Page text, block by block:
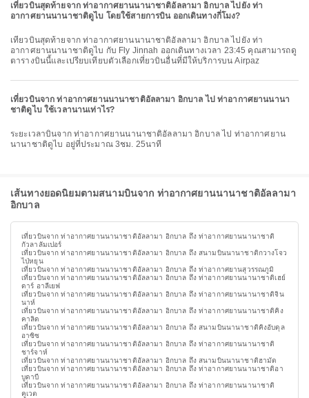
เที่ยวบินสุดท้ายจาก ท่าอากาศยานนานาชาติอัลลามา อิกบาล ไปยัง ท่า
อากาศยานนานาชาติดูไบ โดยใช้สายการบิน ออกเดินทางกี่โมง?
เที่ยวบินสุดท้ายจาก ท่าอากาศยานนานาชาติอัลลามา อิกบาล ไปยัง ท่า
อากาศยานนานาชาติดูไบ กับ Fly Jinnah ออกเดินทางเวลา 23:45 คุณสามารถดู
ตารางบินนี้และเปรียบเทียบตัวเลือกเที่ยวบินอื่นที่มีให้บริการบน Airpaz
เที่ยวบินจาก ท่าอากาศยานนานาชาติอัลลามา อิกบาล ไป ท่าอากาศยานนานา
ชาติดูไบ ใช้เวลานานเท่าไร?
ระยะเวลาบินจาก ท่าอากาศยานนานาชาติอัลลามา อิกบาล ไป ท่าอากาศยาน
นานาชาติดูไบ อยู่ที่ประมาณ 3ชม. 25นาที
เส้นทางยอดนิยมตามสนามบินจาก ท่าอากาศยานนานาชาติอัลลามา
อิกบาล
เที่ยวบินจาก ท่าอากาศยานนานาชาติอัลลามา อิกบาล ถึง ท่าอากาศยานนานาชาติ
กัวลาลัมเปอร์
เที่ยวบินจาก ท่าอากาศยานนานาชาติอัลลามา อิกบาล ถึง สนามบินนานาชาติกวางโจว
ไป่หยุน
เที่ยวบินจาก ท่าอากาศยานนานาชาติอัลลามา อิกบาล ถึง ท่าอากาศยานสุวรรณภูมิ
เที่ยวบินจาก ท่าอากาศยานนานาชาติอัลลามา อิกบาล ถึง ท่าอากาศยานนานาชาติเฮย์
ดาร์ อาลีเยฟ
เที่ยวบินจาก ท่าอากาศยานนานาชาติอัลลามา อิกบาล ถึง ท่าอากาศยานนานาชาติจิน
นาห์
เที่ยวบินจาก ท่าอากาศยานนานาชาติอัลลามา อิกบาล ถึง ท่าอากาศยานนานาชาติคิง
คาลิด
เที่ยวบินจาก ท่าอากาศยานนานาชาติอัลลามา อิกบาล ถึง สนามบินนานาชาติคิงอับดุล
อาซิซ
เที่ยวบินจาก ท่าอากาศยานนานาชาติอัลลามา อิกบาล ถึง ท่าอากาศยานนานาชาติ
ชาร์จาห์
เที่ยวบินจาก ท่าอากาศยานนานาชาติอัลลามา อิกบาล ถึง สนามบินนานาชาติฮามัด
เที่ยวบินจาก ท่าอากาศยานนานาชาติอัลลามา อิกบาล ถึง ท่าอากาศยานนานาชาติอา
บูดาบี
เที่ยวบินจาก ท่าอากาศยานนานาชาติอัลลามา อิกบาล ถึง ท่าอากาศยานนานาชาติ
คูเวต